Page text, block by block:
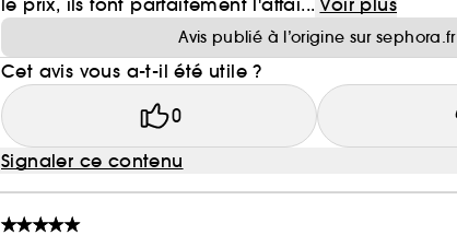
Avis publié à l’origine sur sephora.fr
Cet avis vous a-t-il été utile ?
0
Signaler ce contenu